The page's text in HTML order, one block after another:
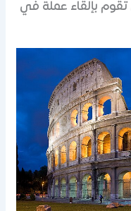
تقوم بإلقاء عملة في